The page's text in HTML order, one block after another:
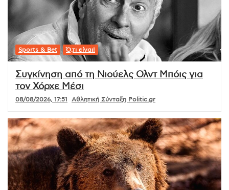
Sports & Bet Ό,τι είναι!
Συγκίνηση από τη Νιούελς Ολντ Μπόις για
τον Χόρχε Μέσι
08/08/2026, 17:51 Αθλητική Σύνταξη Politic.gr